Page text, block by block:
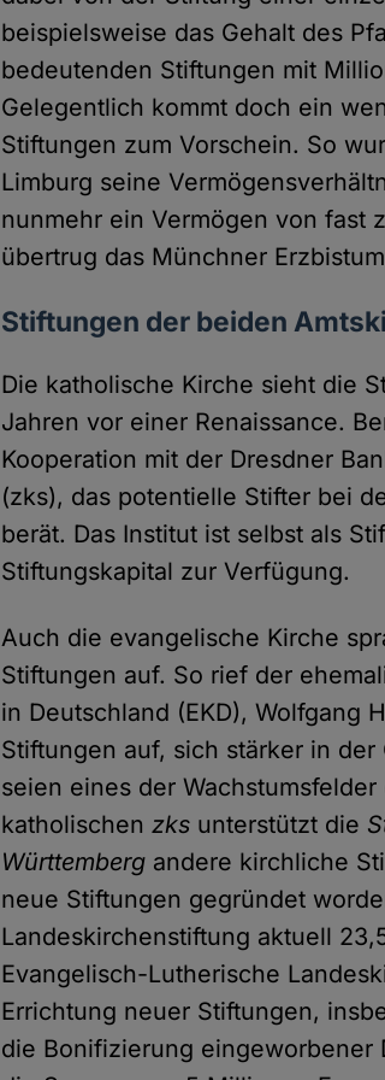
beispielsweise das Gehalt des
bedeutenden Stiftungen mit
Gelegentlich kommt doch ein
Stiftungen zum Vorschein. So
Limburg seine
nunmehr ein Vermögen von fast
übertrug das Münchner
Stiftungen der beiden
Die katholische Kirche sieht die
Jahren vor einer Renaissance.
Kooperation mit der Dresdner
(zks), das potentielle Stifter bei
berät. Das Institut ist selbst als
Stiftungskapital zur Verfügung.
Auch die evangelische Kirche
Stiftungen auf. So rief der
in Deutschland (EKD), Wolfgang
Stiftungen auf, sich stärker in
seien eines der
katholischenzks unterstützt die
Württemberg andere kirchliche
neue Stiftungen gegründet
Landeskirchenstiftung aktuell
Evangelisch-Lutherische
Errichtung neuer Stiftungen,
die Bonifizierung eingeworbener